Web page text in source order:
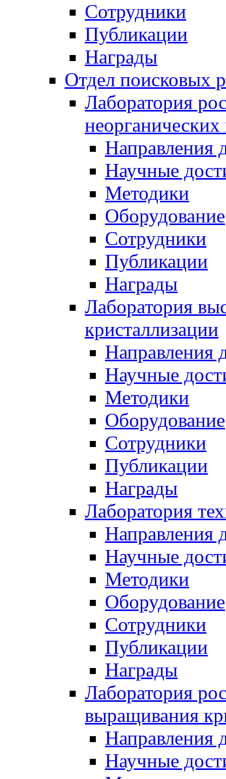
Сотрудники
Публикации
Награды
Отдел поисковых
Лаборатория
Направления
Научные
Методики
Оборудование
Сотрудники
Публикации
Награды
Лаборатория
кристаллизации
Направления
Научные
Методики
Оборудование
Сотрудники
Публикации
Награды
Лаборатория
Направления
Научные
Методики
Оборудование
Сотрудники
Публикации
Награды
Лаборатория
выращивания
Направления
Научные